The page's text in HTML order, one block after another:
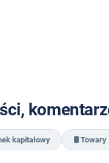
kapitałowy 🛢️ Towary